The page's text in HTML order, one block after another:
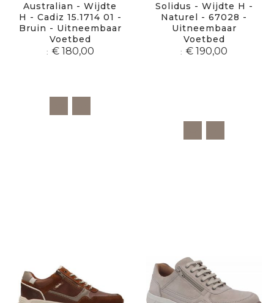
Australian - Wijdte
H - Cadiz 15.1714 01 -
Bruin - Uitneembaar
Voetbed
€ 180,00
Solidus - Wijdte H -
Naturel - 67028 -
Uitneembaar
Voetbed
€ 190,00